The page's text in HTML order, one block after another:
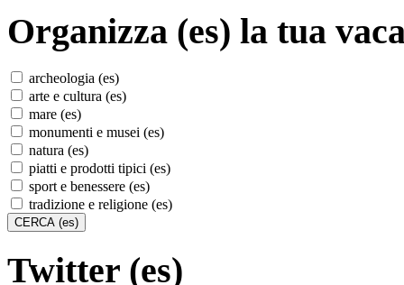
Organizza (es) la tua
archeologia (es)
arte e cultura (es)
mare (es)
monumenti e musei (es)
natura (es)
piatti e prodotti tipici (es)
sport e benessere (es)
tradizione e religione (es)
Twitter (es)